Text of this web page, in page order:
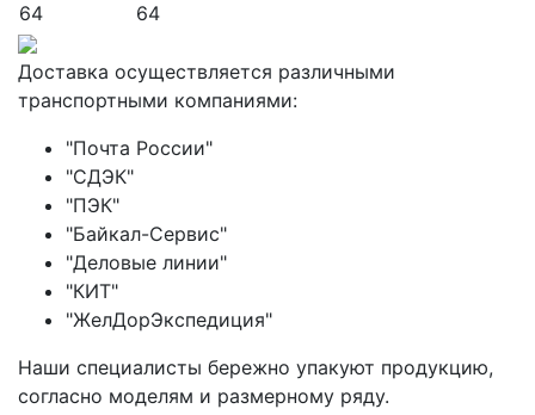
64 64
Доставка осуществляется различными
транспортными компаниями:
"Почта России"
"СДЭК"
"ПЭК"
"Байкал-Сервис"
"Деловые линии"
"КИТ"
"ЖелДорЭкспедиция"
Наши специалисты бережно упакуют продукцию,
согласно моделям и размерному ряду.